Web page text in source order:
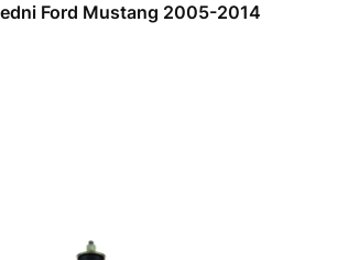
Ford Mustang 2005-2014